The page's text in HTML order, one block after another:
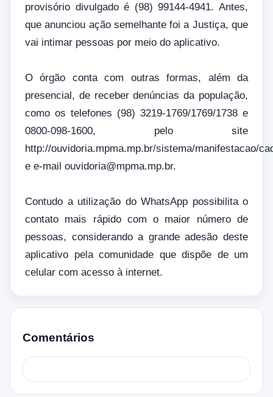
provisório divulgado é (98) 99144-4941. Antes,
que anunciou ação semelhante foi a Justiça, que
vai intimar pessoas por meio do aplicativo.
O órgão conta com outras formas, além da
presencial, de receber denúncias da população,
como os telefones (98) 3219-1769/1769/1738 e
0800-098-1600, pelo site
http://ouvidoria.mpma.mp.br/sistema/manifestacao/
e e-mail ouvidoria@mpma.mp.br.
Contudo a utilização do WhatsApp possibilita o
contato mais rápido com o maior número de
pessoas, considerando a grande adesão deste
aplicativo pela comunidade que dispõe de um
celular com acesso à internet.
Comentários